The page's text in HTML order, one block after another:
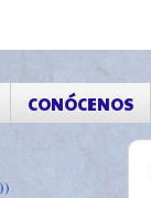
CONÓCENOS